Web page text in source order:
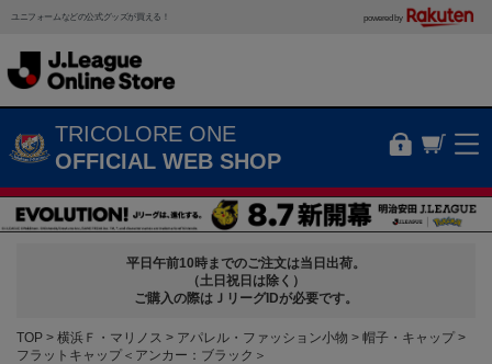
ユニフォームなどの公式グッズが買える！ powered by
TRICOLORE ONE
OFFICIAL WEB SHOP
平日午前10時までのご注文は当日出荷。
（土日祝日は除く）
ご購入の際はＪリーグIDが必要です。
TOP 横浜Ｆ・マリノス アパレル・ファッション小物
帽子・キャップ
フラットキャップ＜アンカー：ブラック＞